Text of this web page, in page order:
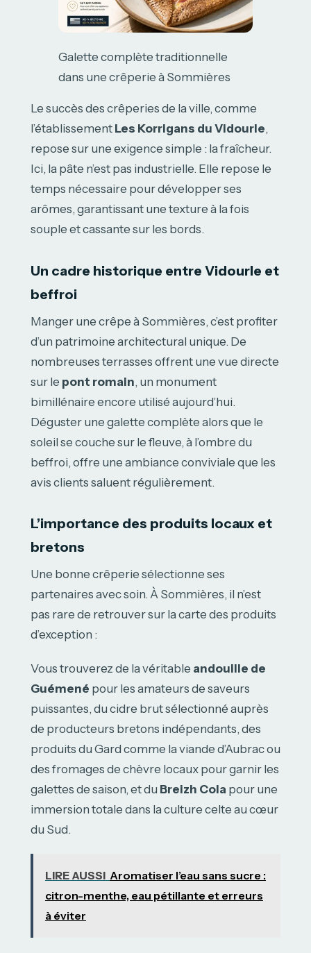
Galette complète traditionnelle
dans une crêperie à Sommières
Le succès des crêperies de la ville, comme
l’établissement Les Korrigans du Vidourle,
repose sur une exigence simple : la fraîcheur.
Ici, la pâte n’est pas industrielle. Elle repose le
temps nécessaire pour développer ses
arômes, garantissant une texture à la fois
souple et cassante sur les bords.
Un cadre historique entre Vidourle et
beffroi
Manger une crêpe à Sommières, c’est profiter
d’un patrimoine architectural unique. De
nombreuses terrasses offrent une vue directe
sur le pont romain, un monument
bimillénaire encore utilisé aujourd’hui.
Déguster une galette complète alors que le
soleil se couche sur le fleuve, à l’ombre du
beffroi, offre une ambiance conviviale que les
avis clients saluent régulièrement.
L’importance des produits locaux et
bretons
Une bonne crêperie sélectionne ses
partenaires avec soin. À Sommières, il n’est
pas rare de retrouver sur la carte des produits
d’exception :
Vous trouverez de la véritable andouille de
Guémené pour les amateurs de saveurs
puissantes, du cidre brut sélectionné auprès
de producteurs bretons indépendants, des
produits du Gard comme la viande d’Aubrac ou
des fromages de chèvre locaux pour garnir les
galettes de saison, et du Breizh Cola pour une
immersion totale dans la culture celte au cœur
du Sud.
LIRE AUSSI Aromatiser l’eau sans sucre :
citron-menthe, eau pétillante et erreurs
à éviter